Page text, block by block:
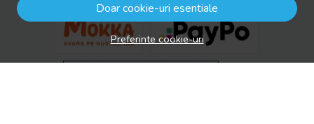
Doar cookie-uri esentiale
Preferinte cookie-uri